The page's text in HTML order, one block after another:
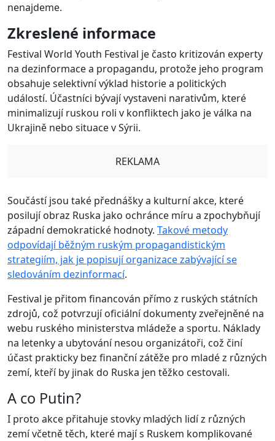
nenajdeme.
Zkreslené informace
Festival World Youth Festival je často kritizován experty
na dezinformace a propagandu, protože jeho program
obsahuje selektivní výklad historie a politických
událostí. Účastníci bývají vystaveni narativům, které
minimalizují ruskou roli v konfliktech jako je válka na
Ukrajině nebo situace v Sýrii.
REKLAMA
Součástí jsou také přednášky a kulturní akce, které
posilují obraz Ruska jako ochránce míru a zpochybňují
západní demokratické hodnoty. Takové metody
odpovídají běžným ruským propagandistickým
strategiím, jak je popisují organizace zabývající se
sledováním dezinformací.
Festival je přitom financován přímo z ruských státních
zdrojů, což potvrzují oficiální dokumenty zveřejněné na
webu ruského ministerstva mládeže a sportu. Náklady
na letenky a ubytování nesou organizátoři, což činí
účast prakticky bez finanční zátěže pro mladé z různých
zemí, kteří by jinak do Ruska jen těžko cestovali.
A co Putin?
I proto akce přitahuje stovky mladých lidí z různých
zemí včetně těch, které mají s Ruskem komplikované